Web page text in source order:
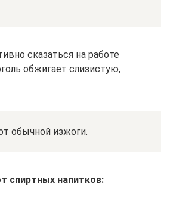
сказаться на работе
обжигает слизистую,
обычной изжоги.
спиртных напитков: